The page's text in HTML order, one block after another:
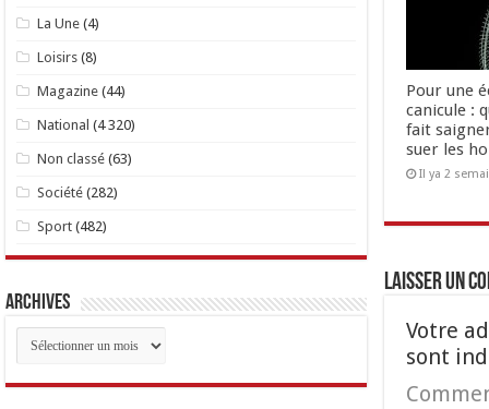
Pour une
canicule :
fait
suer les
Il ya 2
Laisser un
Votre
sont
La Une (4)
Loisirs (8)
Magazine (44)
National (4 320)
Non classé (63)
Société (282)
Sport (482)
Archives
Archives